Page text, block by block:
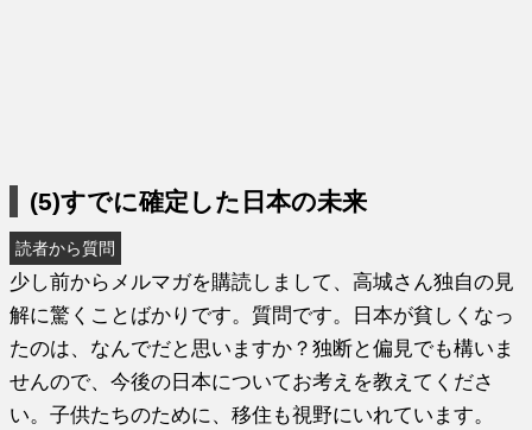
(5)すでに確定した日本の未来
読者から質問
少し前からメルマガを購読しまして、高城さん独自の見
解に驚くことばかりです。質問です。日本が貧しくなっ
たのは、なんでだと思いますか？独断と偏見でも構いま
せんので、今後の日本についてお考えを教えてくださ
い。子供たちのために、移住も視野にいれています。